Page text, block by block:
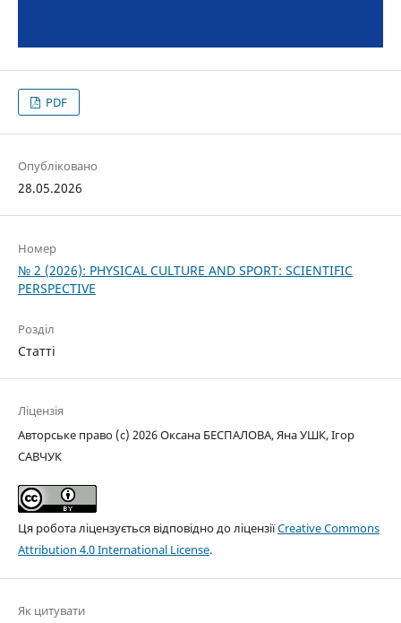
PDF
Опубліковано
28.05.2026
Номер
№ 2 (2026): PHYSICAL CULTURE AND SPORT: SCIENTIFIC
PERSPECTIVE
Розділ
Статті
Ліцензія
Авторське право (c) 2026 Оксана БЕСПАЛОВА, Яна УШК, Ігор
САВЧУК
Ця робота ліцензується відповідно до ліцензіїCreative Commons
Attribution 4.0 International License.
Як цитувати